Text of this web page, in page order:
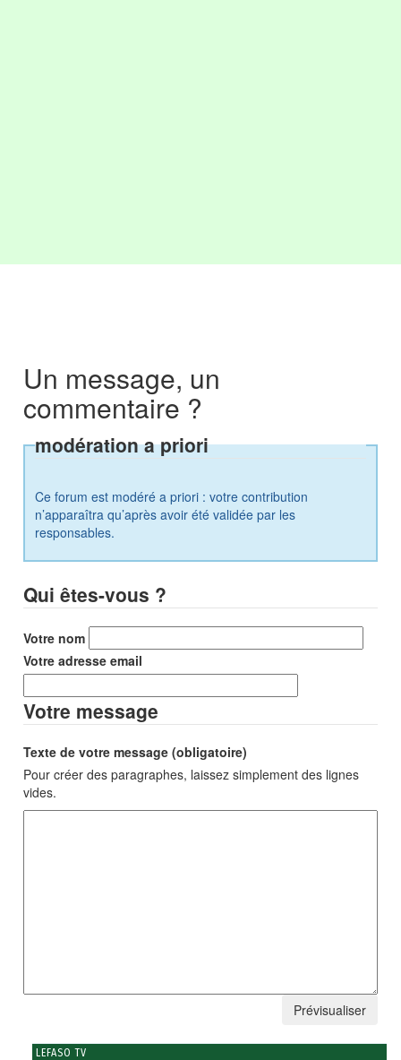
Un message, un
commentaire ?
modération a priori
Ce forum est modéré a priori : votre contribution
n’apparaîtra qu’après avoir été validée par les
responsables.
Qui êtes-vous ?
Votre nom
Votre adresse email
Votre message
Texte de votre message (obligatoire)
Pour créer des paragraphes, laissez simplement des lignes
vides.
LEFASO TV